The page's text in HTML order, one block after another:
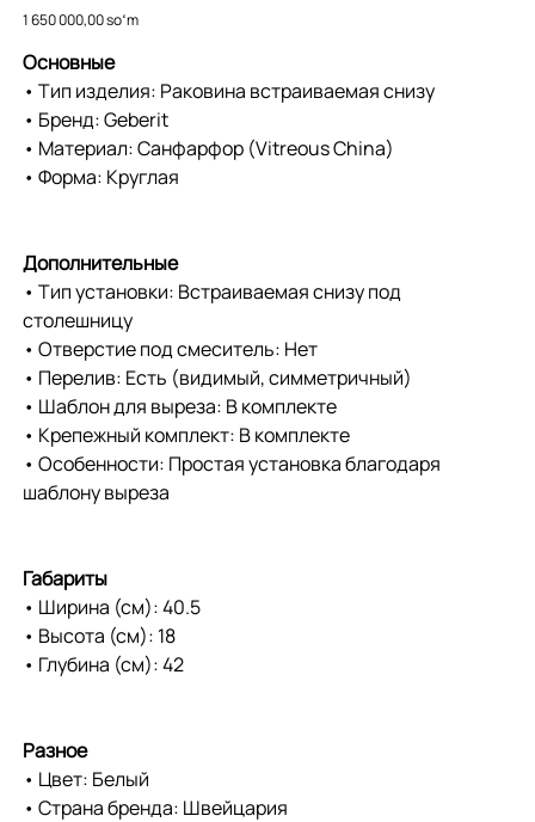
Price
1 650 000,00 soʻm
Основные
• Тип изделия: Раковина встраиваемая снизу
• Бренд: Geberit
• Материал: Санфарфор (Vitreous China)
• Форма: Круглая
Дополнительные
• Тип установки: Встраиваемая снизу под
столешницу
• Отверстие под смеситель: Нет
• Перелив: Есть (видимый, симметричный)
• Шаблон для выреза: В комплекте
• Крепежный комплект: В комплекте
• Особенности: Простая установка благодаря
шаблону выреза
Габариты
• Ширина (см): 40.5
• Высота (см): 18
• Глубина (см): 42
Разное
• Цвет: Белый
• Страна бренда: Швейцария